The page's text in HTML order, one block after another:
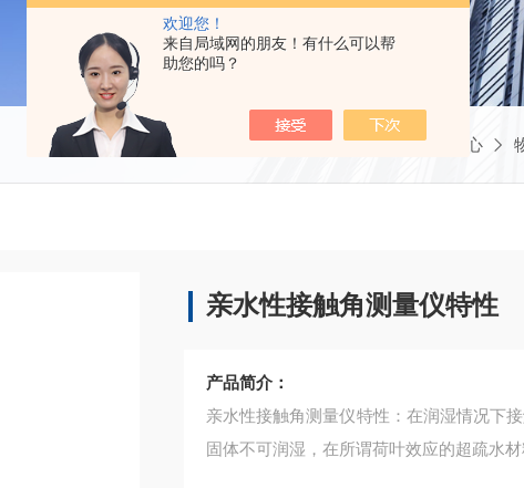
欢迎您！
来自局域网的朋友！有什么可以帮
助您的吗？
当前位置：首页 产品中心
亲水性接触角测量仪特性
产品简介：
亲水性接触角测量仪特性：在润湿情况下
固体不可润湿，在所谓荷叶效应的超疏水材